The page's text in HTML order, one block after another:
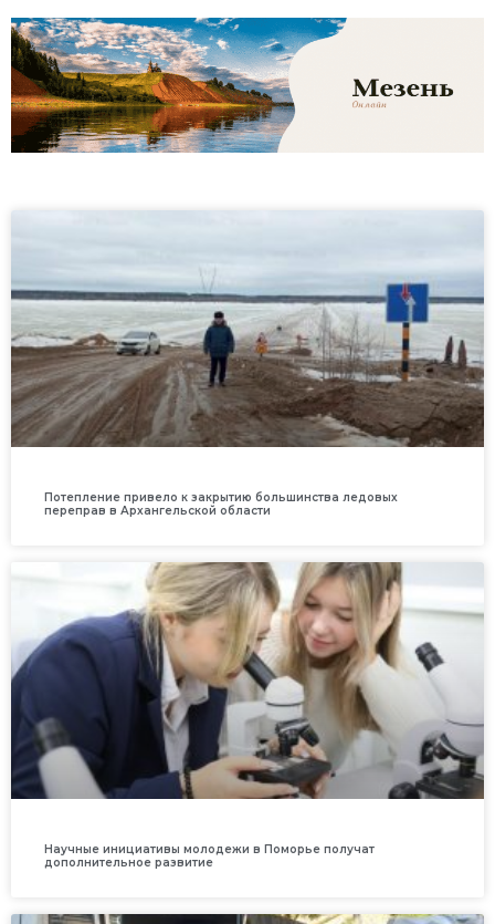
Потепление привело к закрытию большинства ледовых
переправ в Архангельской области
Научные инициативы молодежи в Поморье получат
дополнительное развитие